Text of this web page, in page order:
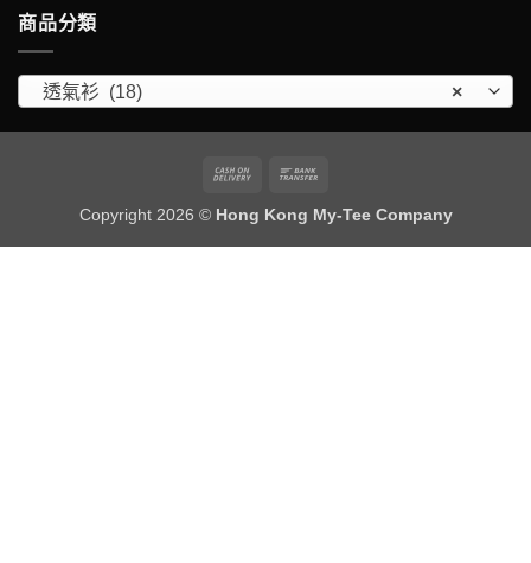
商品分類
×
透氣衫 (18)
Cash
Delivery
Copyright 2026 © Hong Kong My-Tee Company